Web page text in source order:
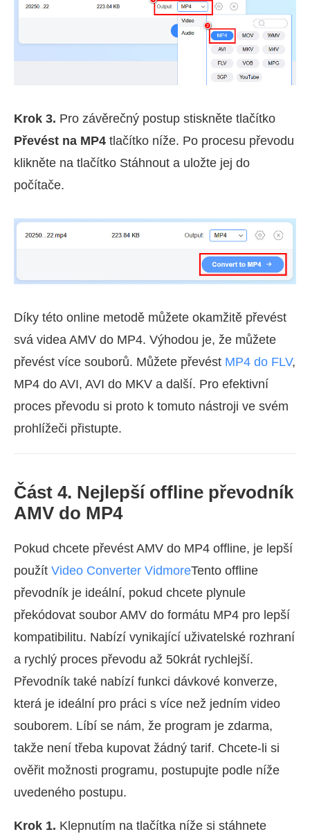
Krok 3. Pro závěrečný postup stiskněte tlačítko
Převést na MP4 tlačítko níže. Po procesu převodu
klikněte na tlačítko Stáhnout a uložte jej do
počítače.
Díky této online metodě můžete okamžitě převést
svá videa AMV do MP4. Výhodou je, že můžete
převést více souborů. Můžete převést MP4 do FLV,
MP4 do AVI, AVI do MKV a další. Pro efektivní
proces převodu si proto k tomuto nástroji ve svém
prohlížeči přistupte.
Část 4. Nejlepší offline převodník
AMV do MP4
Pokud chcete převést AMV do MP4 offline, je lepší
použít Video Converter VidmoreTento offline
převodník je ideální, pokud chcete plynule
překódovat soubor AMV do formátu MP4 pro lepší
kompatibilitu. Nabízí vynikající uživatelské rozhraní
a rychlý proces převodu až 50krát rychlejší.
Převodník také nabízí funkci dávkové konverze,
která je ideální pro práci s více než jedním video
souborem. Líbí se nám, že program je zdarma,
takže není třeba kupovat žádný tarif. Chcete-li si
ověřit možnosti programu, postupujte podle níže
uvedeného postupu.
Krok 1. Klepnutím na tlačítka níže si stáhnete